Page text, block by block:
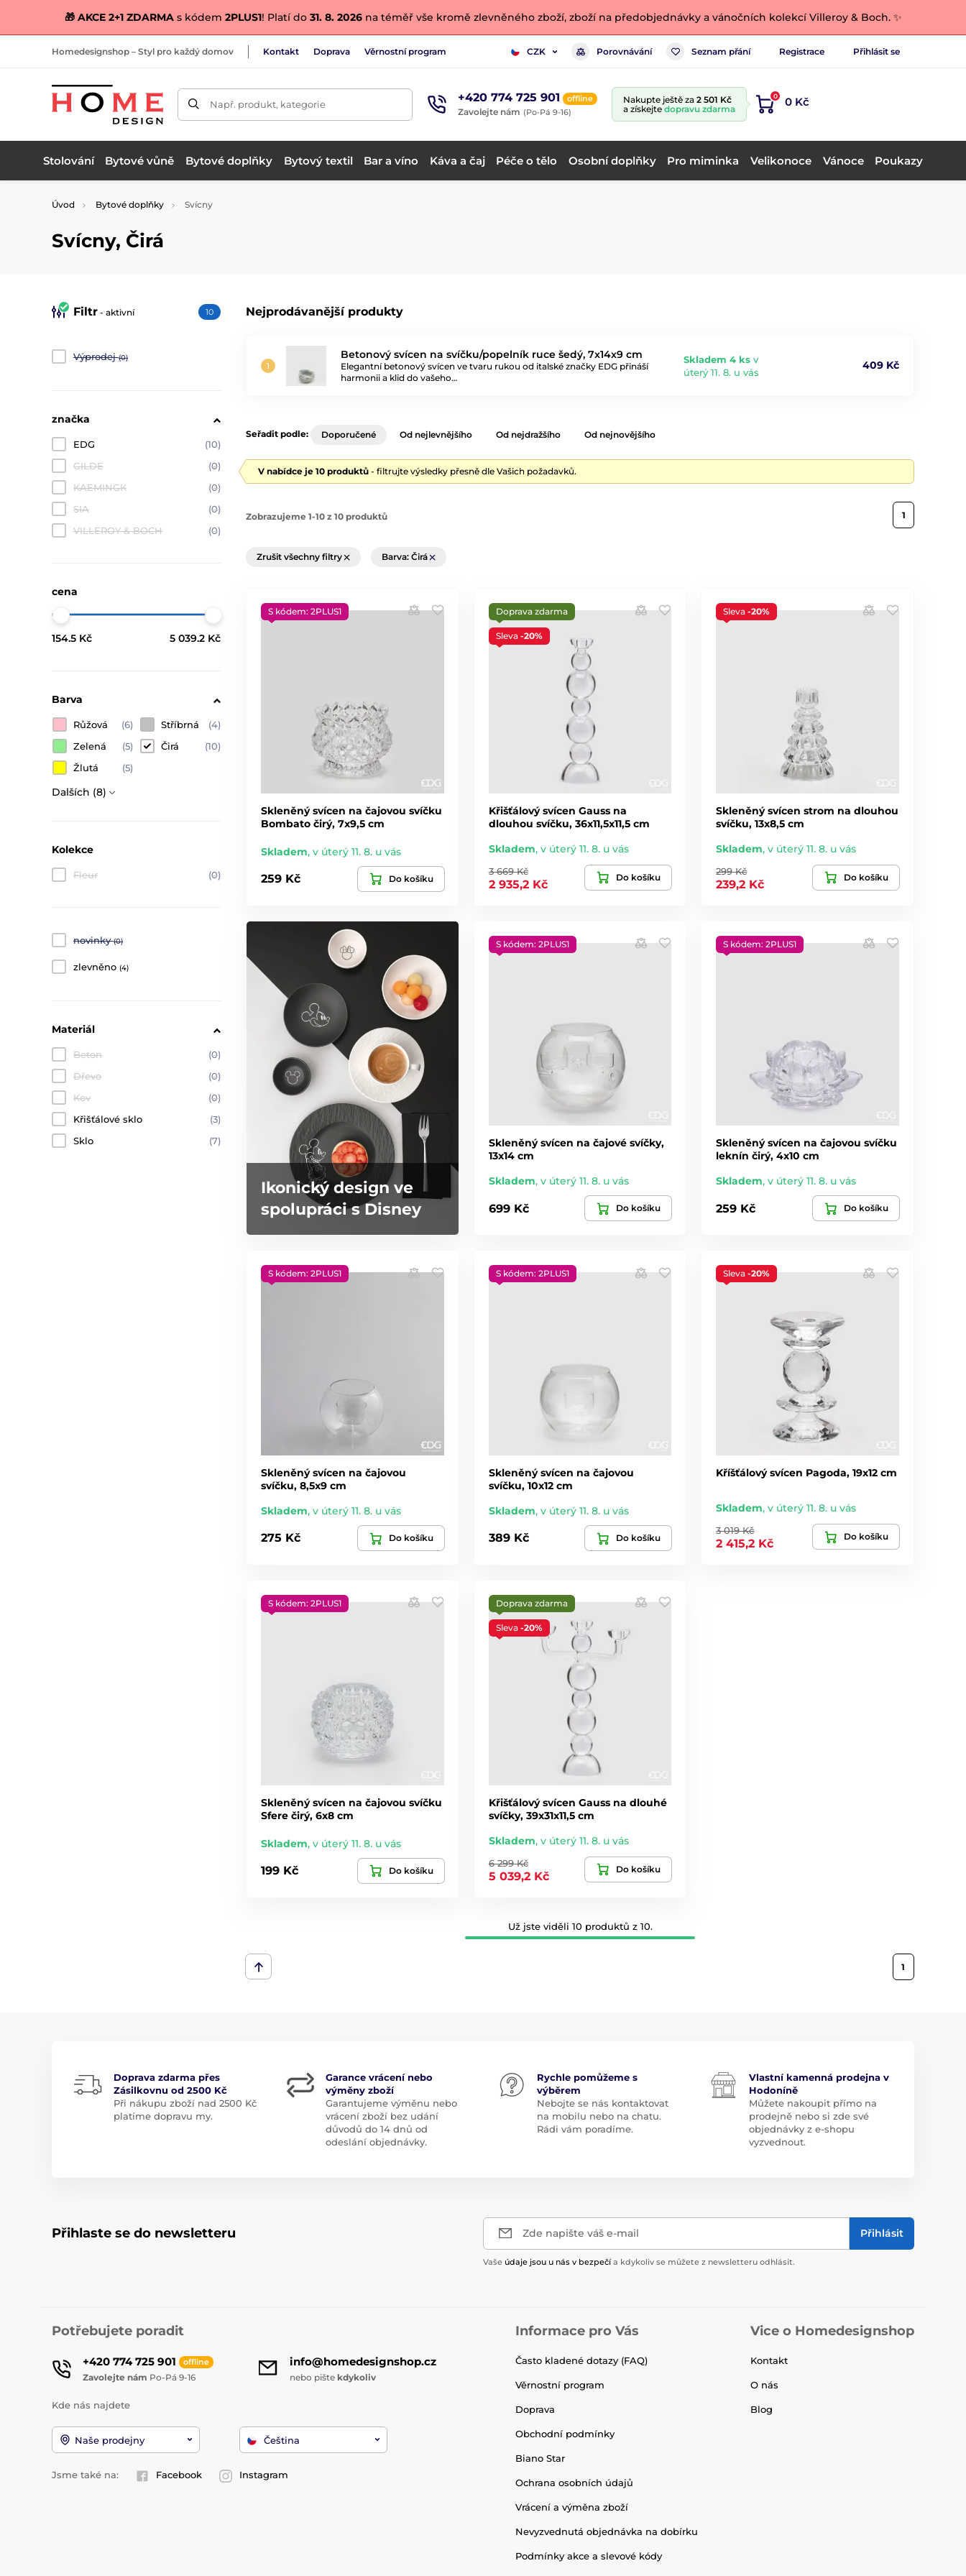
🎁 AKCE 2+1 ZDARMAs kódem 2PLUS1! Platí do31. 8. 2026na téměř vše kromě zlevněného zboží, zboží na předobjednávky a vánočních kolekcí Villeroy & Boch. ✨
Homedesignshop – Styl pro každý domov Kontakt Doprava Věrnostní program CZK Porovnávání Seznam přání Registrace Přihlásit se
Např. produkt, kategorie +420 774 725 901 offline
Zavolejte nám (Po-Pá 9-16)
Nakupte ještě za 2 501 Kč
a získejte dopravu zdarma
0 0 Kč
Stolování Bytové vůně Bytové doplňky Bytový textil Bar a víno Káva a čaj Péče o tělo Osobní doplňky Pro miminka Velikonoce Vánoce Poukazy
Úvod Bytové doplňky Svícny
Svícny, Čirá
Nejprodávanější produkty
Betonový svícen na svíčku/popelník ruce šedý, 7x14x9 cm
Elegantní betonový svícen ve tvaru rukou od italské značky EDG přináší
harmonii a klid do vašeho…
Skladem 4 ks v
úterý 11. 8. u vás
409 Kč
Filtr - aktivní 10
Výprodej (0)
značka
EDG
(10)
GILDE
(0)
KAEMINGK
(0)
SIA
(0)
VILLEROY & BOCH
(0)
cena
154.5 Kč 5 039.2 Kč
Barva
Růžová (6) Stříbrná
(4)
Zelená
(5) Čirá
(10)
Žlutá
(5)
Dalších (8)
Kolekce
Fleur (0)
novinky (0)
zlevněno (4)
Materiál
Beton
(0)
Dřevo
(0)
Kov
(0)
Křišťálové sklo
(3)
Sklo
(7)
Seřadit podle: Doporučené Od nejlevnějšího Od nejdražšího Od nejnovějšího
V nabídce je 10 produktů - filtrujte výsledky přesně dle Vašich požadavků.
Zobrazujeme 1-10 z 10 produktů 1
Zrušit všechny filtry Barva: Čirá
S kódem: 2PLUS1
Skleněný svícen na čajovou svíčku
Bombato čirý, 7x9,5 cm
Skladem, v úterý 11. 8. u vás
259 Kč Do košíku
Doprava zdarma
Sleva -20%
Křišťálový svícen Gauss na
dlouhou svíčku, 36x11,5x11,5 cm
Skladem, v úterý 11. 8. u vás
3 669 Kč
2 935,2 Kč
Do košíku
Sleva-20%
Skleněný svícen strom na dlouhou
svíčku, 13x8,5 cm
Skladem,v úterý 11. 8. u vás
299 Kč
239,2 Kč
Do košíku
Ikonický design ve
spolupráci s Disney
S kódem: 2PLUS1
Skleněný svícen na čajové svíčky,
13x14 cm
Skladem, v úterý 11. 8. u vás
699 Kč Do košíku
S kódem: 2PLUS1
Skleněný svícen na čajovou svíčku
leknín čirý, 4x10 cm
Skladem,v úterý 11. 8. u vás
259 Kč Do košíku
S kódem: 2PLUS1
Skleněný svícen na čajovou
svíčku, 8,5x9 cm
Skladem, v úterý 11. 8. u vás
275 Kč Do košíku
S kódem: 2PLUS1
Skleněný svícen na čajovou
svíčku, 10x12 cm
Skladem, v úterý 11. 8. u vás
389 Kč Do košíku
Sleva-20%
Kříšťálový svícen Pagoda, 19x12 cm
Skladem,v úterý 11. 8. u vás
3 019 Kč
2 415,2 Kč
Do košíku
S kódem: 2PLUS1
Skleněný svícen na čajovou svíčku
Sfere čirý, 6x8 cm
Skladem, v úterý 11. 8. u vás
199 Kč Do košíku
Doprava zdarma
Sleva -20%
Křišťálový svícen Gauss na dlouhé
svíčky, 39x31x11,5 cm
Skladem, v úterý 11. 8. u vás
6 299 Kč
5 039,2 Kč
Do košíku
Už jste viděli 10 produktů z 10.
1
Doprava zdarma přes
Zásilkovnu od 2500 Kč
Při nákupu zboží nad 2500 Kč
platíme dopravu my.
Garance vrácení nebo
výměny zboží
Garantujeme výměnu nebo
vrácení zboží bez udání
důvodů do 14 dnů od
odeslání objednávky.
Rychle pomůžeme s
výběrem
Nebojte se nás kontaktovat
na mobilu nebo na chatu.
Rádi vám poradíme.
Vlastní kamenná prodejna v
Hodoníně
Můžete nakoupit přímo na
prodejně nebo si zde své
objednávky z e-shopu
vyzvednout.
Přihlaste se do newsletteru Zde napište váš e-mail Přihlásit
Vaše údaje jsou u nás v bezpečí a kdykoliv se můžete z newsletteru odhlásit.
Potřebujete poradit
+420 774 725 901 offline
Zavolejte nám Po-Pá 9-16
info@homedesignshop.cz
nebo pište kdykoliv
Kde nás najdete
Naše prodejny Čeština
Jsme také na: Facebook Instagram
Informace pro Vás
Často kladené dotazy (FAQ)
Věrnostní program
Doprava
Obchodní podmínky
Biano Star
Ochrana osobních údajů
Vrácení a výměna zboží
Nevyzvednutá objednávka na dobírku
Podmínky akce a slevové kódy
Vice o Homedesignshop
Kontakt
O nás
Blog